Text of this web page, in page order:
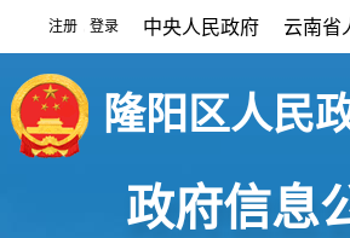
注册 登录 中央人民政府 云南省
隆阳区人民
政府信息